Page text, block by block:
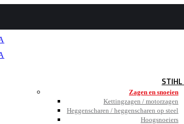
STIHL
Zagen en snoeien
Kettingzagen / motorzagen
Heggenscharen / heggenscharen op steel
Hoogsnoeiers